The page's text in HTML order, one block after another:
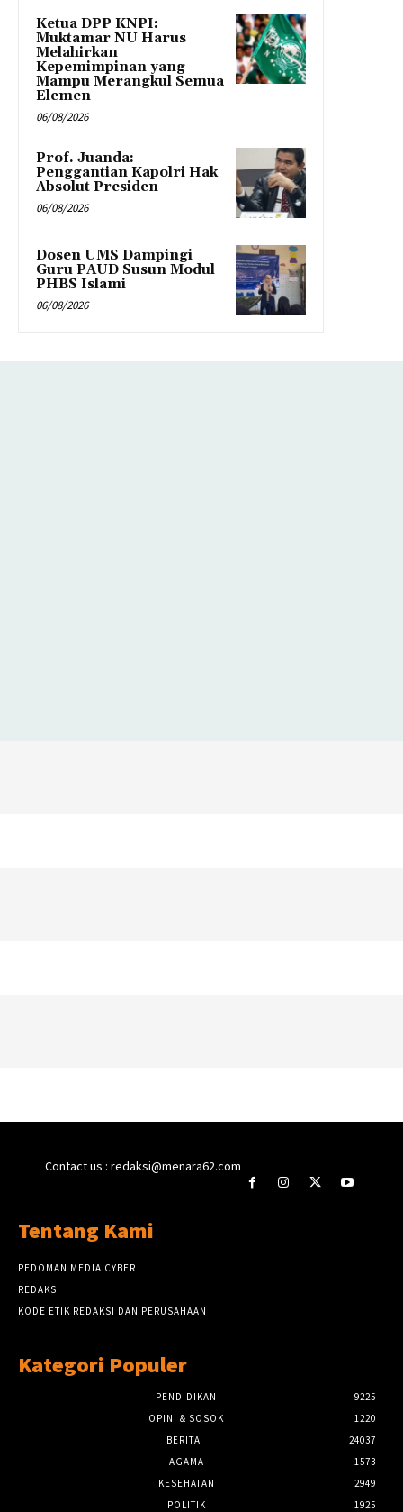
Ketua DPP KNPI:
Muktamar NU Harus
Melahirkan
Kepemimpinan yang
Mampu Merangkul Semua
Elemen
06/08/2026
Prof. Juanda:
Penggantian Kapolri Hak
Absolut Presiden
06/08/2026
Dosen UMS Dampingi
Guru PAUD Susun Modul
PHBS Islami
06/08/2026
Contact us : redaksi@menara62.com
Tentang Kami
PEDOMAN MEDIA CYBER
REDAKSI
KODE ETIK REDAKSI DAN PERUSAHAAN
Kategori Populer
PENDIDIKAN
9225
OPINI & SOSOK
1220
BERITA
24037
AGAMA
1573
KESEHATAN
2949
POLITIK
1925